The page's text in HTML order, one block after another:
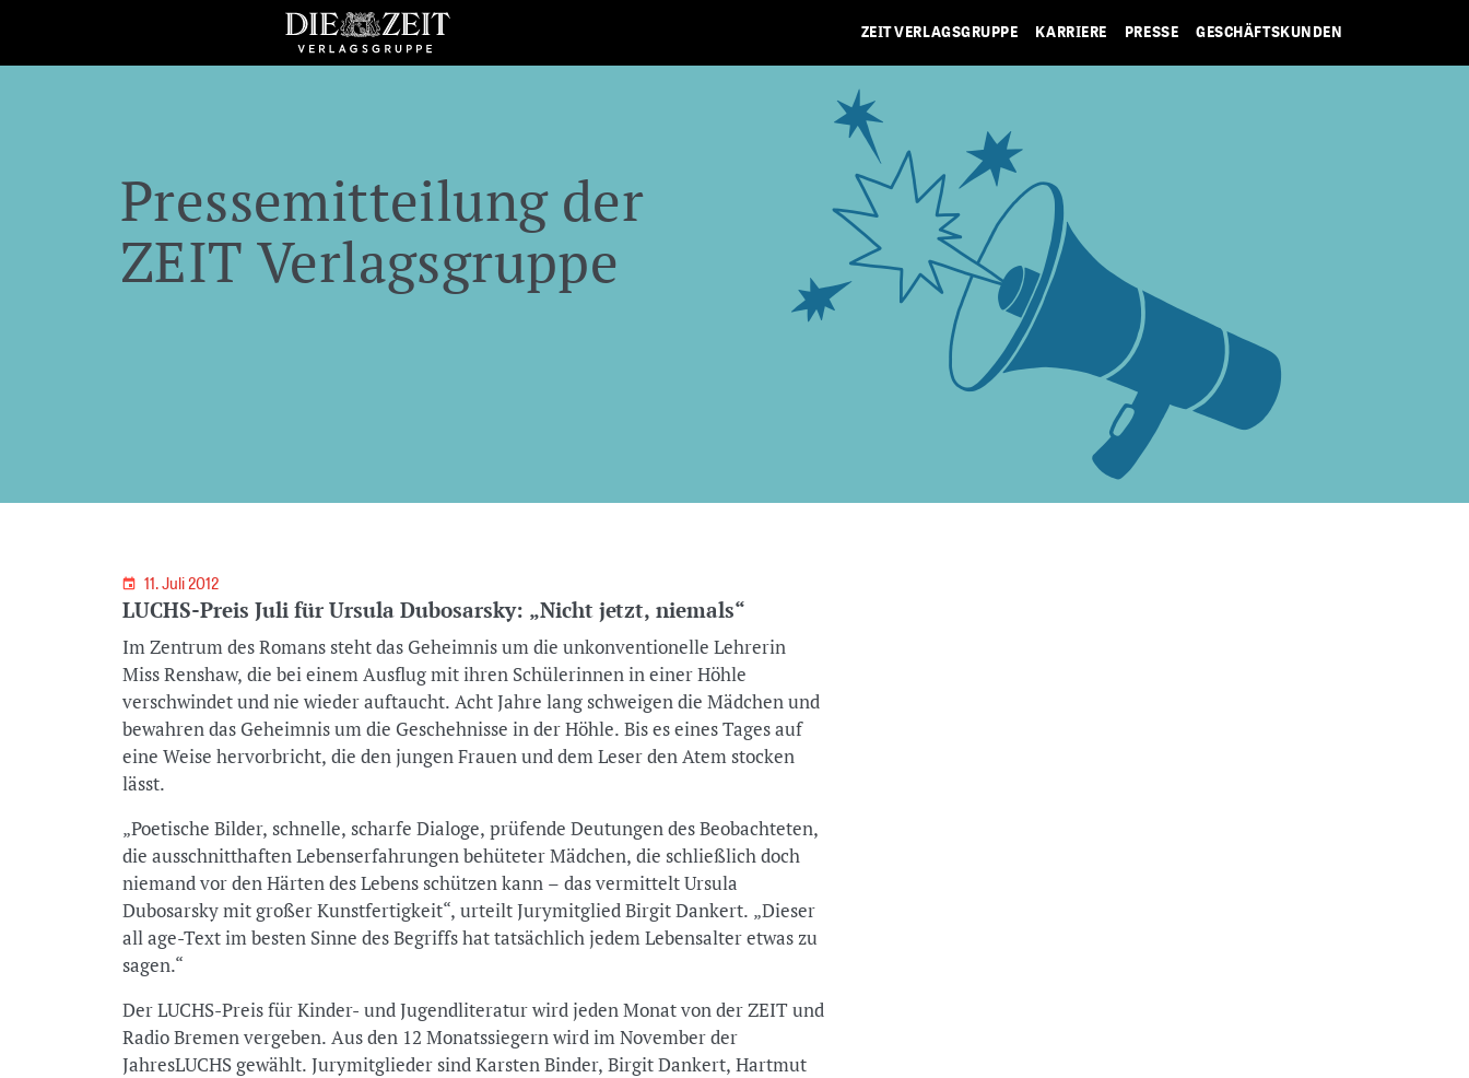
ZEIT VERLAGSGRUPPE KARRIERE PRESSE GESCHÄFTSKUNDEN
Pressemitteilung der
ZEIT Verlagsgruppe
11. Juli 2012
LUCHS-Preis Juli für Ursula Dubosarsky: „Nicht jetzt, niemals“
Im Zentrum des Romans steht das Geheimnis um die unkonventionelle Lehrerin
Miss Renshaw, die bei einem Ausflug mit ihren Schülerinnen in einer Höhle
verschwindet und nie wieder auftaucht. Acht Jahre lang schweigen die Mädchen und
bewahren das Geheimnis um die Geschehnisse in der Höhle. Bis es eines Tages auf
eine Weise hervorbricht, die den jungen Frauen und dem Leser den Atem stocken
lässt.
„Poetische Bilder, schnelle, scharfe Dialoge, prüfende Deutungen des Beobachteten,
die ausschnitthaften Lebenserfahrungen behüteter Mädchen, die schließlich doch
niemand vor den Härten des Lebens schützen kann – das vermittelt Ursula
Dubosarsky mit großer Kunstfertigkeit“, urteilt Jurymitglied Birgit Dankert. „Dieser
all age-Text im besten Sinne des Begriffs hat tatsächlich jedem Lebensalter etwas zu
sagen.“
Der LUCHS-Preis für Kinder- und Jugendliteratur wird jeden Monat von der ZEIT und
Radio Bremen vergeben. Aus den 12 Monatssiegern wird im November der
JahresLUCHS gewählt. Jurymitglieder sind Karsten Binder, Birgit Dankert, Hartmut